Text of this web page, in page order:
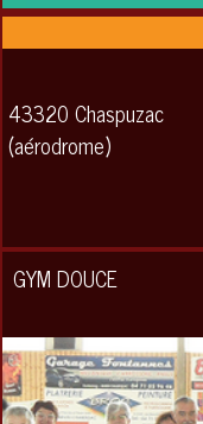
43320 Chaspuzac
(aérodrome)
GYM DOUCE